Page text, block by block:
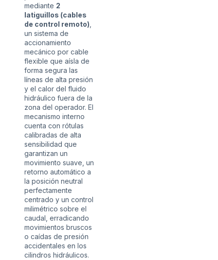
mediante 2
latiguillos (cables
de control remoto)
un sistema de
accionamiento
mecánico por cable
flexible que aísla de
forma segura las
líneas de alta presión
y el calor del fluido
hidráulico fuera de la
zona del operador. El
mecanismo interno
cuenta con rótulas
calibradas de alta
sensibilidad que
garantizan un
movimiento suave, un
retorno automático a
la posición neutral
perfectamente
centrado y un control
milimétrico sobre el
caudal, erradicando
movimientos bruscos
o caídas de presión
accidentales en los
cilindros hidráulicos.